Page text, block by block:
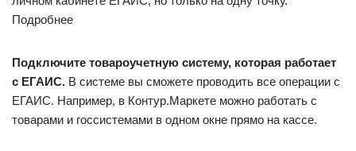
Подробнее
Подключите товароучетную систему, которая работает
с ЕГАИС. В системе вы сможете проводить все операции с
ЕГАИС. Например, в Контур.Маркете можно работать с
товарами и госсистемами в одном окне прямо на кассе.